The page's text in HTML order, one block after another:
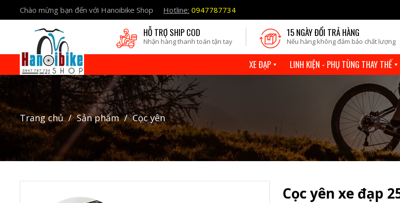
Chào mừng bạn đến với Hanoibike Shop Hotline: 0947787734
HỖ TRỢ SHIP COD
Nhận hàng thanh toán tận tay
15 NGÀY ĐỔI TRẢ HÀNG
Nếu hàng không đảm bảo chất lượng
XE ĐẠP LINH KIỆN - PHỤ TÙNG THAY THẾ
trang chủ sản phẩm cọc yên
Cọc yên xe đạp